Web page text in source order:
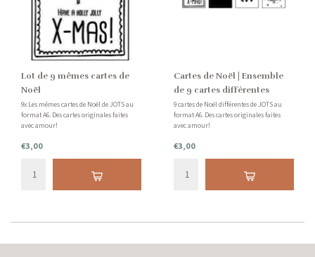
Lot de 9 mêmes cartes de
Noël
9x Les mêmes cartes de Noël de JOTS au
format A6. Des cartes originales faites
avec amour!
€3,00
Cartes de Noël | Ensemble
de 9 cartes différentes
9 cartes de Noël différentes de JOTS au
format A6. Des cartes originales faites
avec amour!
€3,00